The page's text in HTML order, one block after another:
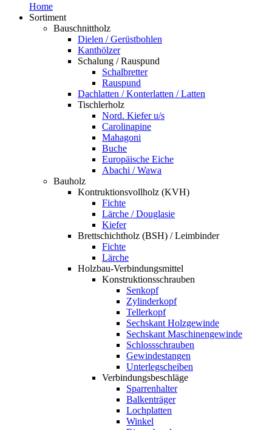
Home
Sortiment
Bauschnittholz
Dielen / Gerüstbohlen
Kanthölzer
Schalung / Rauspund
Schalbretter
Rauspund
Dachlatten / Konterlatten / Latten
Tischlerholz
Nord. Kiefer u/s
Carolinapine
Mahagoni
Buche
Europäische Eiche
Abachi / Wawa
Bauholz
Kontruktionsvollholz (KVH)
Fichte
Lärche / Douglasie
Kiefer
Brettschichtholz (BSH) / Leimbinder
Fichte
Lärche
Holzbau-Verbindungsmittel
Konstruktionsschrauben
Senkopf
Zylinderkopf
Tellerkopf
Sechskant Holzgewinde
Sechskant Maschinengewinde
Schlossschrauben
Gewindestangen
Unterlegscheiben
Verbindungsbeschläge
Sparrenhalter
Balkenträger
Lochplatten
Winkel